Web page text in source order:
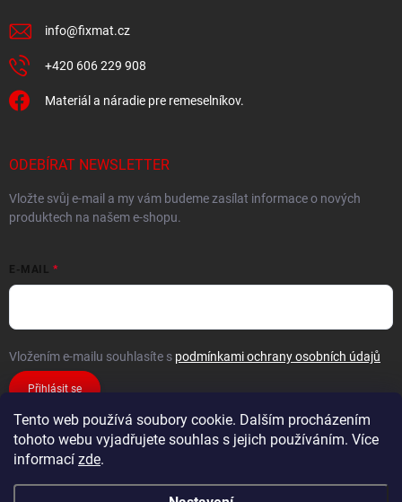
Tento web používá soubory cookie. Dalším procházením
tohoto webu vyjadřujete souhlas s jejich používáním. Více
informací zde.
info@fixmat.cz
+420 606 229 908
Materiál a náradie pre remeselníkov.
ODEBÍRAT NEWSLETTER
Vložte svůj e-mail a my vám budeme zasílat informace o nových
produktech na našem e-shopu.
E-MAIL
Vložením e-mailu souhlasíte s podmínkami ochrany osobních údajů
Přihlásit se